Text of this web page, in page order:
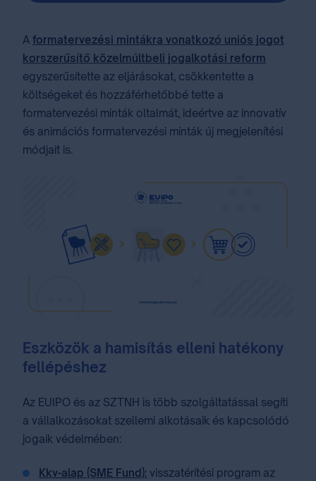
A formatervezési mintákra vonatkozó uniós jogot
korszerűsítő közelmúltbeli jogalkotási reform
egyszerűsítette az eljárásokat, csökkentette a
költségeket és hozzáférhetőbbé tette a
formatervezési minták oltalmát, ideértve az innovatív
és animációs formatervezési minták új megjelenítési
módjait is.
Eszközök a hamisítás elleni hatékony
fellépéshez
Az EUIPO és az SZTNH is több szolgáltatással segíti
a vállalkozásokat szellemi alkotásaik és kapcsolódó
jogaik védelmében:
Kkv-alap (SME Fund): visszatérítési program az